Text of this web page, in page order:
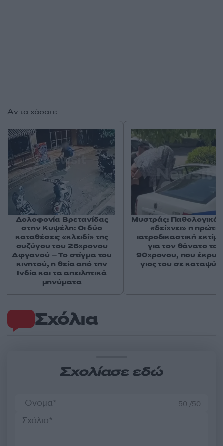
Σχόλια
Σχολίασε εδώ
50 /50
Αν τα χάσατε
Δολοφονία Βρετανίδας
στην Κυψέλη: Οι δύο
καταθέσεις «κλειδί» της
συζύγου του 26χρονου
Αφγανού – Το στίγμα του
κινητού, η θεία από την
Ινδία και τα απειλητικά
μηνύματα
Μυστράς: Παθολογικά
«δείχνει» η πρώτη
ιατροδικαστική
για τον θάνατο του
90χρονου, που
γιος του σε